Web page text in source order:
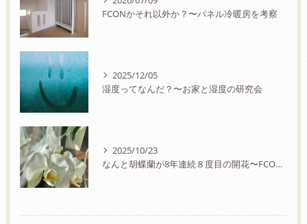
FCONかそれ以外か？〜パネル冷暖房を考察
2025/12/05
湿度ってなんだ？〜お家と湿度の研究会
2025/10/23
なんと胡蝶蘭が8年連続８度目の開花〜FCON住宅の快適さに驚愕の声！